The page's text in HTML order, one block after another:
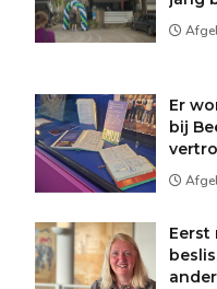
Er
bij
Eerst